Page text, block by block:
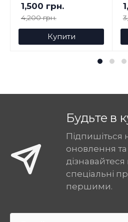
1,500 грн.
4,200 грн.
Купити
Будьте в
Підпишіться
оновлення та
спеціальні
першими.